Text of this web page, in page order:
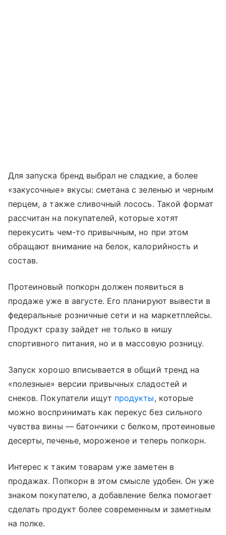
Для запуска бренд выбрал не сладкие, а более
«закусочные» вкусы: сметана с зеленью и черным
перцем, а также сливочный лосось. Такой формат
рассчитан на покупателей, которые хотят
перекусить чем-то привычным, но при этом
обращают внимание на белок, калорийность и
состав.
Протеиновый попкорн должен появиться в
продаже уже в августе. Его планируют вывести в
федеральные розничные сети и на маркетплейсы.
Продукт сразу зайдет не только в нишу
спортивного питания, но и в массовую розницу.
Запуск хорошо вписывается в общий тренд на
«полезные» версии привычных сладостей и
снеков. Покупатели ищут продукты, которые
можно воспринимать как перекус без сильного
чувства вины — батончики с белком, протеиновые
десерты, печенье, мороженое и теперь попкорн.
Интерес к таким товарам уже заметен в
продажах. Попкорн в этом смысле удобен. Он уже
знаком покупателю, а добавление белка помогает
сделать продукт более современным и заметным
на полке.